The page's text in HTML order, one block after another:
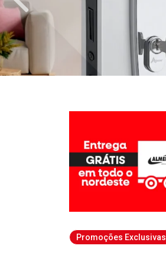
Promoções Exclusivas